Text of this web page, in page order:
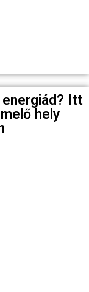
Itt
hely